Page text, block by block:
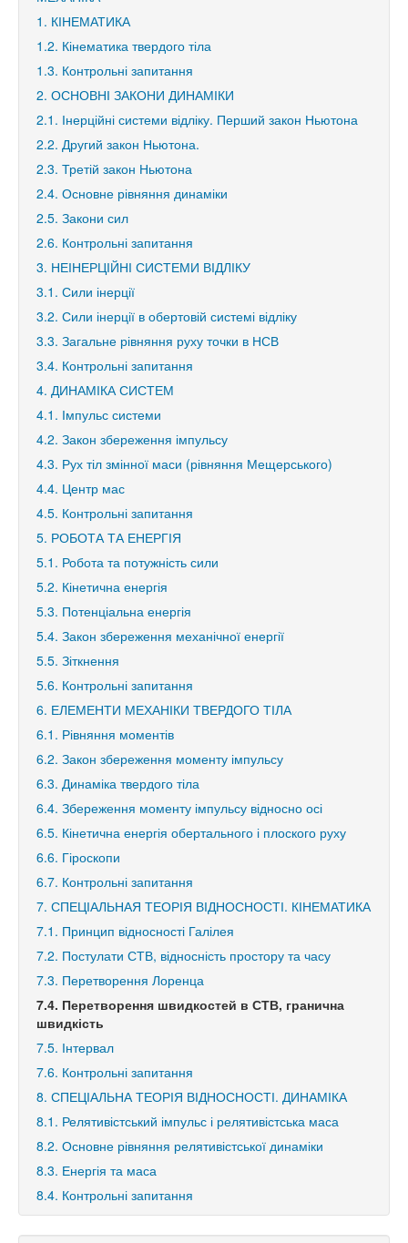
1. КІНЕМАТИКА
1.2. Кінематика твердого тіла
1.3. Контрольні запитання
2. ОСНОВНІ ЗАКОНИ ДИНАМІКИ
2.1. Інерційні системи відліку. Перший закон Ньютона
2.2. Другий закон Ньютона.
2.3. Третій закон Ньютона
2.4. Основне рівняння динаміки
2.5. Закони сил
2.6. Контрольні запитання
3. НЕІНЕРЦІЙНІ СИСТЕМИ ВІДЛІКУ
3.1. Сили інерції
3.2. Сили інерції в обертовій системі відліку
3.3. Загальне рівняння руху точки в НСВ
3.4. Контрольні запитання
4. ДИНАМІКА СИСТЕМ
4.1. Імпульс системи
4.2. Закон збереження імпульсу
4.3. Рух тіл змінної маси (рівняння Мещерського)
4.4. Центр мас
4.5. Контрольні запитання
5. РОБОТА ТА ЕНЕРГІЯ
5.1. Робота та потужність сили
5.2. Кінетична енергія
5.3. Потенціальна енергія
5.4. Закон збереження механічної енергії
5.5. Зіткнення
5.6. Контрольні запитання
6. ЕЛЕМЕНТИ МЕХАНІКИ ТВЕРДОГО ТІЛА
6.1. Рівняння моментів
6.2. Закон збереження моменту імпульсу
6.3. Динаміка твердого тіла
6.4. Збереження моменту імпульсу відносно осі
6.5. Кінетична енергія обертального і плоского руху
6.6. Гіроскопи
6.7. Контрольні запитання
7. СПЕЦІАЛЬНАЯ ТЕОРІЯ ВІДНОСНОСТІ. КІНЕМАТИКА
7.1. Принцип відносності Галілея
7.2. Постулати СТВ, відносність простору та часу
7.3. Перетворення Лоренца
7.4. Перетворення швидкостей в СТВ, гранична
швидкість
7.5. Інтервал
7.6. Контрольні запитання
8. СПЕЦІАЛЬНА ТЕОРІЯ ВІДНОСНОСТІ. ДИНАМІКА
8.1. Релятивістський імпульс і релятивістська маса
8.2. Основне рівняння релятивістської динаміки
8.3. Енергія та маса
8.4. Контрольні запитання